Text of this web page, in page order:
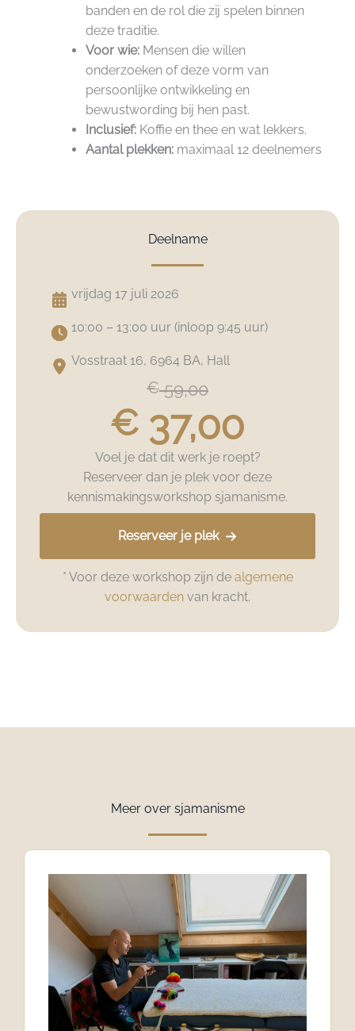
banden en de rol die zij spelen binnen
deze traditie.
Voor wie: Mensen die willen
onderzoeken of deze vorm van
persoonlijke ontwikkeling en
bewustwording bij hen past.
Inclusief: Koffie en thee en wat lekkers.
Aantal plekken: maximaal 12 deelnemers
Deelname
vrijdag 17 juli 2026
10:00 – 13:00 uur (inloop 9:45 uur)
Vosstraat 16, 6964 BA, Hall
€59,00
€37,00
Voel je dat dit werk je roept?
Reserveer dan je plek voor deze
kennismakingsworkshop sjamanisme.
Reserveer je plek
* Voor deze workshop zijn de algemene
voorwaarden van kracht.
Meer over sjamanisme